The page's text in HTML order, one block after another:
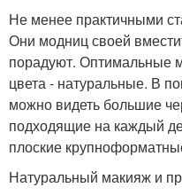
Не менее практичными
Они модниц своей
порадуют. Оптимальные
цвета - натуральные. В
можно видеть большие
подходящие на каждый
плоские
Натуральный макияж и